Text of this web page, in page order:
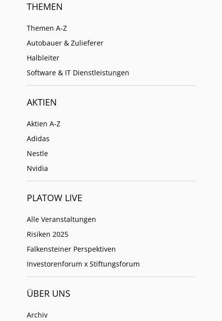
THEMEN
Themen A-Z
Autobauer & Zulieferer
Halbleiter
Software & IT Dienstleistungen
AKTIEN
Aktien A-Z
Adidas
Nestle
Nvidia
PLATOW LIVE
Alle Veranstaltungen
Risiken 2025
Falkensteiner Perspektiven
Investorenforum x Stiftungsforum
ÜBER UNS
Archiv